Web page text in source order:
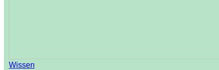
Wissen